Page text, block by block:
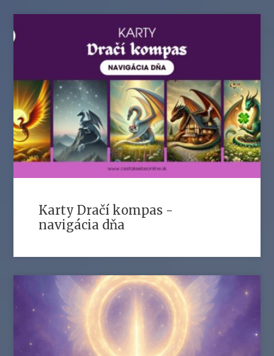
Karty Dračí kompas -
navigácia dňa